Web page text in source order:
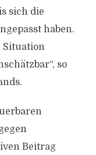
sich die
haben.
Situation
so
Beitrag